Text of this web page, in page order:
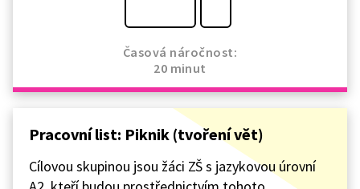
Časová náročnost:
20 minut
Pracovní list: Piknik (tvoření vět)
Cílovou skupinou jsou žáci ZŠ s jazykovou úrovní